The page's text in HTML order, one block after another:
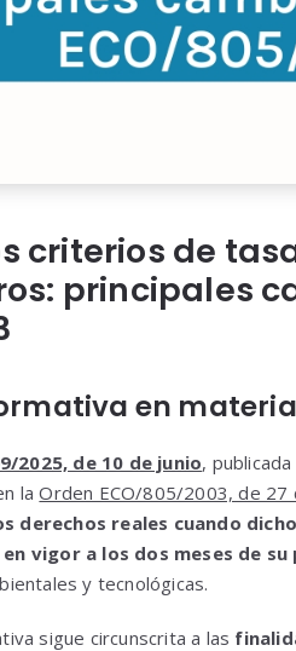
criterios de
principales
en
2025, de 10 de junio,
laOrden ECO/805/2003, de 27
derechos reales cuando
vigor a los dos meses de su
y tecnológicas.
sigue circunscrita a las